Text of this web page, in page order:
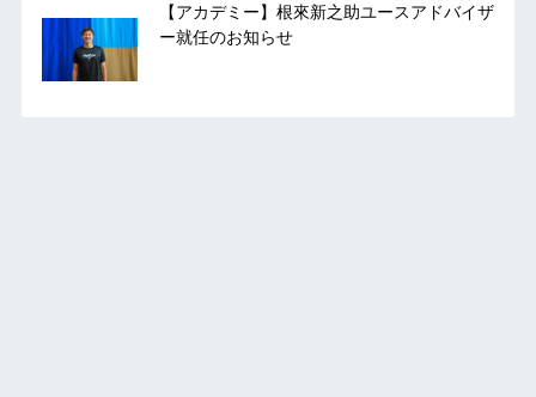
【アカデミー】根來新之助ユースアドバイザ
ー就任のお知らせ